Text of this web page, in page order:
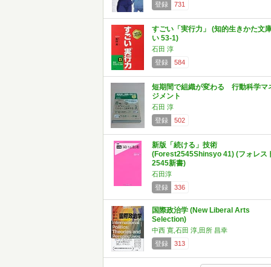
登録
731
すごい「実行力」 (知的生きかた文
い 53-1)
石田 淳
登録
584
短期間で組織が変わる 行動科学マ
ジメント
石田 淳
登録
502
新版「続ける」技術
(Forest2545Shinsyo 41) (フォレス
2545新書)
石田淳
登録
336
国際政治学 (New Liberal Arts
Selection)
中西 寛,石田 淳,田所 昌幸
登録
313